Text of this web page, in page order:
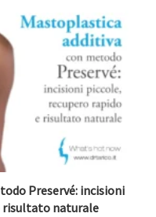
Preservé: incisioni
risultato naturale